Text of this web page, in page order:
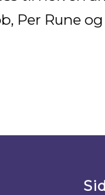
Per Rune